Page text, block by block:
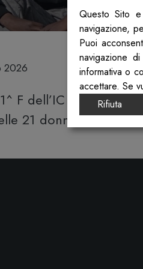
il
2026
F dell’IC Ovest 2
21 donne, ha
Questo Sito
navigazione,
Puoi
navigazione
informativa o
accettare. Se
Rifiuta